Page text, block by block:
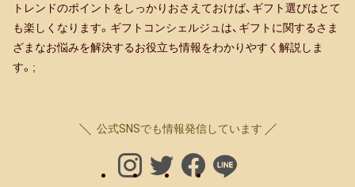
トレンドのポイントをしっかりおさえておけば、ギフト選びはとて
も楽しくなります。ギフトコンシェルジュは、ギフトに関するさま
ざまなお悩みを解決するお役立ち情報をわかりやすく解説しま
す。;
公式SNSでも情報発信しています